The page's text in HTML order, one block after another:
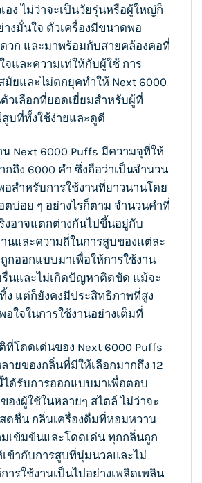
อง ไม่ว่าจะเป็นวัยรุ่นหรือผู้ใหญ่ก็
างมั่นใจ ตัวเครื่องมีขนาดพอ
วก และมาพร้อมกับสายคล้องคอที่
จและความเท่ให้กับผู้ใช้ การ
ยและไม่ตกยุคทำให้ Next 6000
วเลือกที่ยอดเยี่ยมสำหรับผู้ที่
บที่ทั้งใช้ง่ายและดูดี
น Next 6000 Puffs มีความจุที่ให้
กถึง 6000 คำ ซึ่งถือว่าเป็นจำนวน
อสำหรับการใช้งานที่ยาวนานโดย
ตบ่อย ๆ อย่างไรก็ตาม จำนวนคำที่
งอาจแตกต่างกันไปขึ้นอยู่กับ
นและความถี่ในการสูบของแต่ละ
กออกแบบมาเพื่อให้การใช้งาน
รื่นและไม่เกิดปัญหาติดขัด แม้จะ
ง แต่ก็ยังคงมีประสิทธิภาพที่สูง
ใจในการใช้งานอย่างเต็มที่
โดดเด่นของ Next 6000 Puffs
ายของกลิ่นที่มีให้เลือกมากถึง 12
ด้รับการออกแบบมาเพื่อตอบ
องผู้ใช้ในหลายๆ สไตล์ ไม่ว่าจะ
ดชื่น กลิ่นเครื่องดื่มที่หอมหวาน
เข้มข้นและโดดเด่น ทุกกลิ่นถูก
เข้ากับการสูบที่นุ่มนวลและไม่
ารใช้งานเป็นไปอย่างเพลิดเพลิน